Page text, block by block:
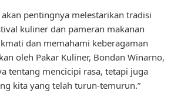
pentingnya melestarikan tradisi
kuliner dan pameran makanan
dan memahami keberagaman
oleh Pakar Kuliner, Bondan Winarno,
tentang mencicipi rasa, tetapi juga
kita yang telah turun-temurun.”